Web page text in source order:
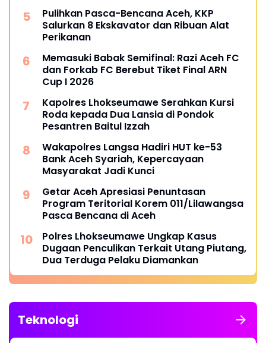
Pulihkan Pasca-Bencana Aceh, KKP
Salurkan 8 Ekskavator dan Ribuan Alat
Perikanan
Memasuki Babak Semifinal: Razi Aceh FC
dan Forkab FC Berebut Tiket Final ARN
Cup I 2026
Kapolres Lhokseumawe Serahkan Kursi
Roda kepada Dua Lansia di Pondok
Pesantren Baitul Izzah
Wakapolres Langsa Hadiri HUT ke-53
Bank Aceh Syariah, Kepercayaan
Masyarakat Jadi Kunci
Getar Aceh Apresiasi Penuntasan
Program Teritorial Korem 011/Lilawangsa
Pasca Bencana di Aceh
Polres Lhokseumawe Ungkap Kasus
Dugaan Penculikan Terkait Utang Piutang,
Dua Terduga Pelaku Diamankan
Teknologi